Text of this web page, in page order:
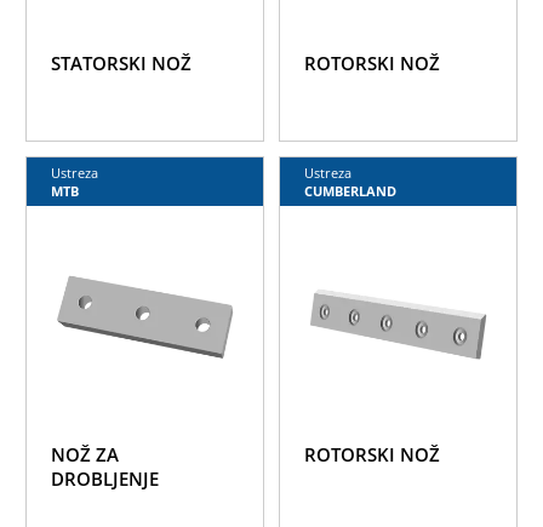
STATORSKI NOŽ ROTORSKI NOŽ
Ustreza
MTB
NOŽ ZA
DROBLJENJE
Ustreza
CUMBERLAND
ROTORSKI NOŽ